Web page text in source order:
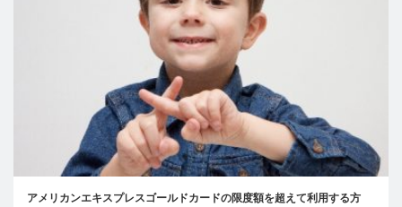
アメリカンエキスプレスゴールドカードの限度額を超えて利用する方